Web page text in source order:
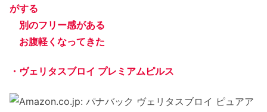
がする
別のフリー感がある
お腹軽くなってきた
・ヴェリタスブロイ プレミアムピルス